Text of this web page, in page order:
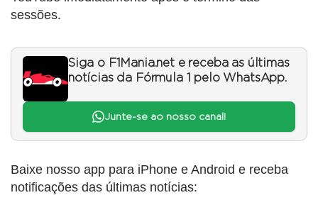
sessões.
Siga o F1Mania.net e receba as últimas
notícias da Fórmula 1 pelo WhatsApp.
Junte-se ao nosso canal!
Baixe nosso app para iPhone e Android e receba
notificações das últimas notícias: